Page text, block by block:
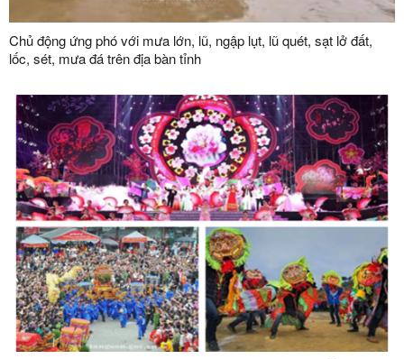
Chủ động ứng phó với mưa lớn, lũ, ngập lụt, lũ quét, sạt lở đất,
lốc, sét, mưa đá trên địa bàn tỉnh